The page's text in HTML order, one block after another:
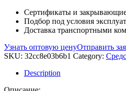
Сертификаты и
Подбор под условия
Доставка транспортными
Узнать оптовую ценуОтправить
SKU: 32cc8e03b6b1 Category:
Description